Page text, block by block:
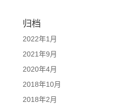
归档
2022年1月
2021年9月
2020年4月
2018年10月
2018年2月